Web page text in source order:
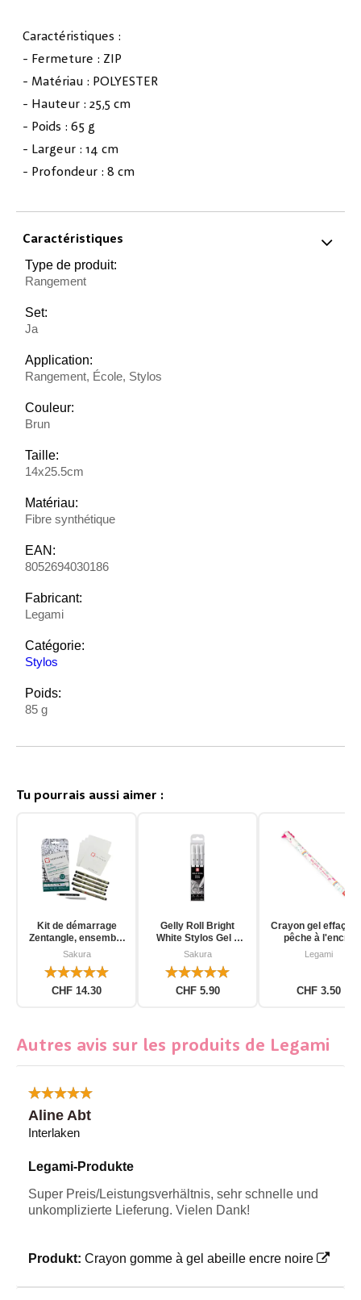
Caractéristiques :
- Fermeture : ZIP
- Matériau : POLYESTER
- Hauteur : 25,5 cm
- Poids : 65 g
- Largeur : 14 cm
- Profondeur : 8 cm
Caractéristiques
Type de produit:
Rangement
Set:
Ja
Application:
Rangement, École, Stylos
Couleur:
Brun
Taille:
14x25.5cm
Matériau:
Fibre synthétique
EAN:
8052694030186
Fabricant:
Legami
Catégorie:
Stylos
Poids:
85 g
Tu pourrais aussi aimer :
Kit de démarrage
Zentangle, ensemble
d'outils pour
Sakura
CHF 14.30
Gelly Roll Bright
White Stylos Gel 3
pièces
Sakura
CHF 5.90
Crayon gel
pêche à l'encre
d'unicorn
Legami
CHF 3.50
Autres avis sur les produits de Legami
Aline Abt
Interlaken
Legami-Produkte
Super Preis/Leistungsverhältnis, sehr schnelle und
unkomplizierte Lieferung. Vielen Dank!
Produkt: Crayon gomme à gel abeille encre noire